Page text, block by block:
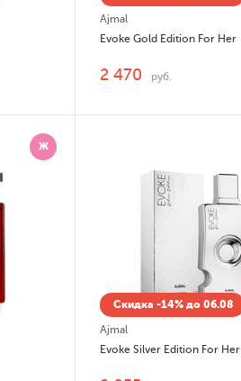
Ajmal
Evoke Gold Edition For Her
2 470 руб.
Ж
Скидка -14% до 06.08
Ajmal
Evoke Silver Edition For Her